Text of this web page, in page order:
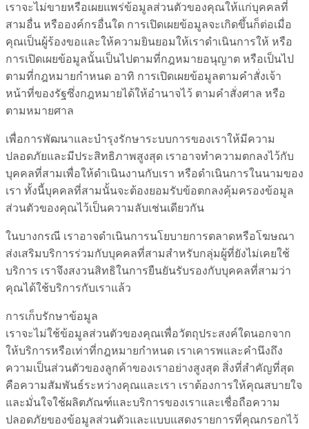
เราจะไม่ขายหรือเผยแพร่ข้อมูลส่วนตัวของคุณให้แก่บุคคลที่
สามอื่น หรือองค์กรอื่นใด การเปิดเผยข้อมูลจะเกิดขึ้นก็ต่อเมื่อ
คุณเป็นผู้ร้องขอและให้ความยินยอมให้เราดำเนินการให้ หรือ
การเปิดเผยข้อมูลนั้นเป็นไปตามที่กฎหมายอนุญาต หรือเป็นไป
ตามที่กฎหมายกำหนด อาทิ การเปิดเผยข้อมูลตามคำสั่งเจ้า
หน้าที่ของรัฐซึ่งกฎหมายได้ให้อำนาจไว้ ตามคำสั่งศาล หรือ
ตามหมายศาล
เพื่อการพัฒนาและบำรุงรักษาระบบการของเราให้มีความ
ปลอดภัยและมีประสิทธิภาพสูงสุด เราอาจทำความตกลงไว้กับ
บุคคลที่สามเพื่อให้ดำเนินงานกับเรา หรือดำเนินการในนามของ
เรา ทั้งนี้บุคคลที่สามนั้นจะต้องยอมรับข้อตกลงคุ้มครองข้อมูล
ส่วนตัวของคุณไว้เป็นความลับเช่นเดียวกัน
ในบางกรณี เราอาจดำเนินการนโยบายการตลาดหรือโฆษณา
ส่งเสริมบริการร่วมกับบุคคลที่สามสำหรับกลุ่มผู้ที่ยังไม่เคยใช้
บริการ เราจึงสงวนสิทธิในการยืนยันรับรองกับบุคคลที่สามว่า
คุณได้ใช้บริการกับเราแล้ว
การเก็บรักษาข้อมูล
เราจะไม่ใช้ข้อมูลส่วนตัวของคุณเพื่อวัตถุประสงค์ใดนอกจาก
ให้บริการหรือเท่าที่กฎหมายกำหนด เราเคารพและคำนึงถึง
ความเป็นส่วนตัวของลูกค้าของเราอย่างสูงสุด สิ่งที่สำคัญที่สุด
คือความสัมพันธ์ระหว่างคุณและเรา เราต้องการให้คุณสบายใจ
และมั่นใจใช้ผลิตภัณฑ์และบริการของเราและเชื่อถือความ
ปลอดภัยของข้อมูลส่วนตัวและแบบแสดงรายการที่คุณกรอกไว้